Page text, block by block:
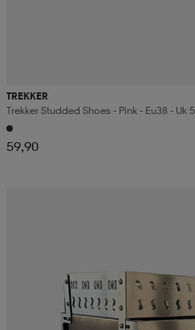
TREKKER
Trekker Studded Shoes - Pink - Eu38 - Uk 5
59,90